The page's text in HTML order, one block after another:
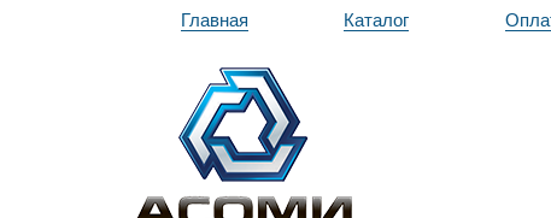
Главная Каталог